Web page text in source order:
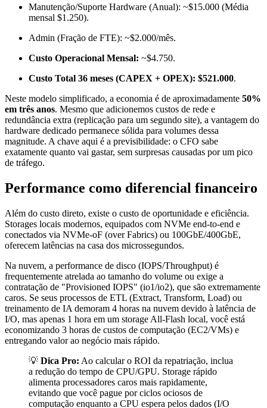
Manutenção/Suporte Hardware (Anual): ~$15.000 (Média
mensal $1.250).
Admin (Fração de FTE): ~$2.000/mês.
Custo Operacional Mensal: ~$4.750.
Custo Total 36 meses (CAPEX + OPEX): $521.000.
Neste modelo simplificado, a economia é de aproximadamente 50%
em três anos. Mesmo que adicionemos custos de rede e
redundância extra (replicação para um segundo site), a vantagem do
hardware dedicado permanece sólida para volumes dessa
magnitude. A chave aqui é a previsibilidade: o CFO sabe
exatamente quanto vai gastar, sem surpresas causadas por um pico
de tráfego.
Performance como diferencial financeiro
Além do custo direto, existe o custo de oportunidade e eficiência.
Storages locais modernos, equipados com NVMe end-to-end e
conectados via NVMe-oF (over Fabrics) ou 100GbE/400GbE,
oferecem latências na casa dos microssegundos.
Na nuvem, a performance de disco (IOPS/Throughput) é
frequentemente atrelada ao tamanho do volume ou exige a
contratação de "Provisioned IOPS" (io1/io2), que são extremamente
caros. Se seus processos de ETL (Extract, Transform, Load) ou
treinamento de IA demoram 4 horas na nuvem devido à latência de
I/O, mas apenas 1 hora em um storage All-Flash local, você está
economizando 3 horas de custos de computação (EC2/VMs) e
entregando valor ao negócio mais rápido.
💡 Dica Pro: Ao calcular o ROI da repatriação, inclua
a redução do tempo de CPU/GPU. Storage rápido
alimenta processadores caros mais rapidamente,
evitando que você pague por ciclos ociosos de
computação enquanto a CPU espera pelos dados (I/O